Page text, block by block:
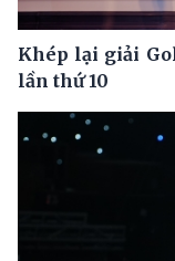
Khép lại giải
lần thứ 10